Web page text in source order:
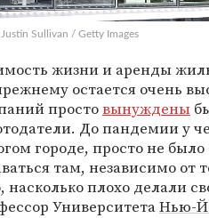
Sullivan / Getty Images
жизни и аренды
остается очень
простовынуждены
До пандемии у
городе, просто не
там, независимо от
насколько плохо делали
УниверситетаНью-